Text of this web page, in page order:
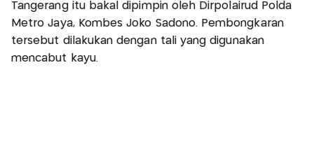
Tangerang itu bakal dipimpin oleh Dirpolairud Polda
Metro Jaya, Kombes Joko Sadono. Pembongkaran
tersebut dilakukan dengan tali yang digunakan
mencabut kayu.